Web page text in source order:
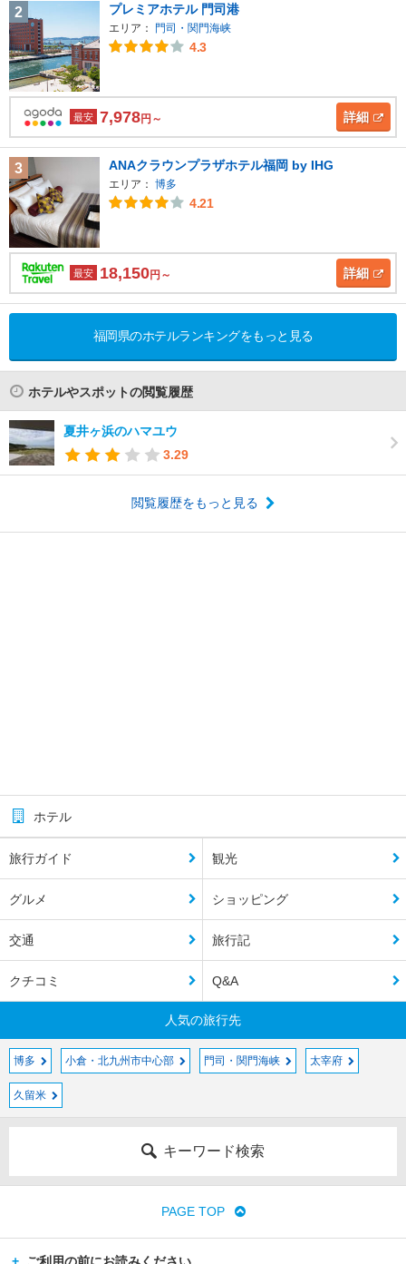
2 プレミアホテル 門司港
エリア： 門司・関門海峡
4.3
最安 7,978円～ 詳細
3 ANAクラウンプラザホテル福岡 by IHG
エリア： 博多
4.21
最安 18,150円～ 詳細
福岡県のホテルランキングをもっと見る
ホテルやスポットの閲覧履歴
夏井ヶ浜のハマユウ
3.29
閲覧履歴をもっと見る
ホテル
旅行ガイド 観光
グルメ ショッピング
交通 旅行記
クチコミ Q&A
人気の旅行先
博多 小倉・北九州市中心部 門司・関門海峡 太宰府
久留米
キーワード検索
PAGE TOP